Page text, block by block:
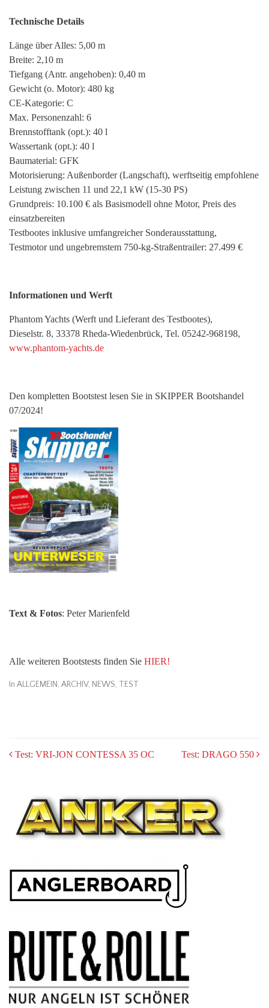
Technische Details
Länge über Alles: 5,00 m
Breite: 2,10 m
Tiefgang (Antr. angehoben): 0,40 m
Gewicht (o. Motor): 480 kg
CE-Kategorie: C
Max. Personenzahl: 6
Brennstofftank (opt.): 40 l
Wassertank (opt.): 40 l
Baumaterial: GFK
Motorisierung: Außenborder (Langschaft), werftseitig empfohlene
Leistung zwischen 11 und 22,1 kW (15-30 PS)
Grundpreis: 10.100 € als Basismodell ohne Motor, Preis des
einsatzbereiten
Testbootes inklusive umfangreicher Sonderausstattung,
Testmotor und ungebremstem 750-kg-Straßentrailer: 27.499 €
Informationen und Werft
Phantom Yachts (Werft und Lieferant des Testbootes),
Dieselstr. 8, 33378 Rheda-Wiedenbrück, Tel. 05242-968198,
www.phantom-yachts.de
Den kompletten Bootstest lesen Sie in SKIPPER Bootshandel
07/2024!
Text & Fotos: Peter Marienfeld
Alle weiteren Bootstests finden Sie HIER!
In ALLGEMEIN, ARCHIV, NEWS, TEST
POST
Test: VRI-JON CONTESSA 35 OC Test: DRAGO 550